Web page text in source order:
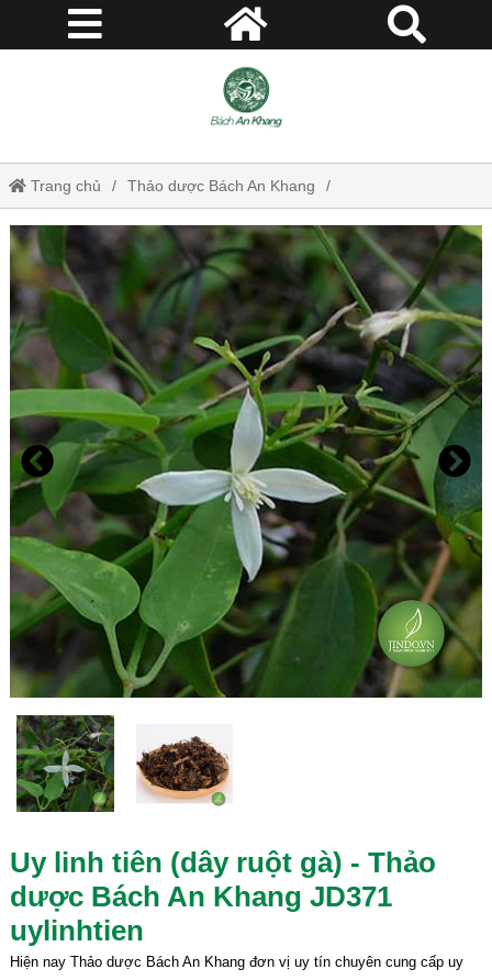
Trang chủ Thảo dược Bách An Khang
Uy linh tiên (dây ruột gà) - Thảo dược Bách An Khang JD371
uylinhtien
Uy linh tiên (dây ruột gà) - Thảo
dược Bách An Khang JD371
uylinhtien
Hiện nay Thảo dược Bách An Khang đơn vị uy tín chuyên cung cấp uy